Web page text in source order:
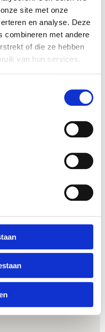
site met onze
en analyse. Deze
combineren met andere
of die ze hebben
van hun services.
3x
stuks van 200gr.)